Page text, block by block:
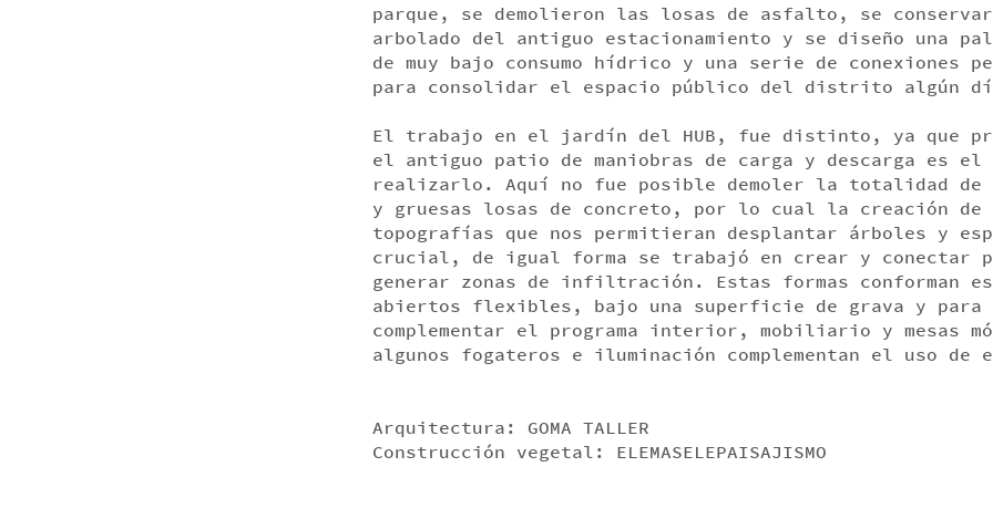
parque, se demolieron las losas de asfalto, se
arbolado del antiguo estacionamiento y se diseño una
de muy bajo consumo hídrico y una serie de conexiones
para consolidar el espacio público del distrito algún
El trabajo en el jardín del HUB, fue distinto, ya que
el antiguo patio de maniobras de carga y descarga es
realizarlo. Aquí no fue posible demoler la totalidad de
y gruesas losas de concreto, por lo cual la creación de
topografías que nos permitieran desplantar árboles y
crucial, de igual forma se trabajó en crear y conectar
generar zonas de infiltración. Estas formas conforman
abiertos flexibles, bajo una superficie de grava y para
complementar el programa interior, mobiliario y mesas
algunos fogateros e iluminación complementan el uso de
Arquitectura: GOMA TALLER
Construcción vegetal: ELEMASELEPAISAJISMO